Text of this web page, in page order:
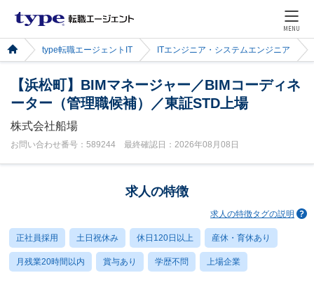
MENU
type転職エージェントIT ITエンジニア・システムエンジニア
【浜松町】BIMマネージャー／BIMコーディネ
ーター（管理職候補）／東証STD上場
株式会社船場
お問い合わせ番号：589244 最終確認日：2026年08月08日
求人の特徴
求人の特徴タグの説明
正社員採用 土日祝休み 休日120日以上 産休・育休あり
月残業20時間以内 賞与あり 学歴不問 上場企業